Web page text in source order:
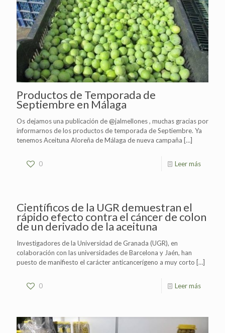
Productos de Temporada de
Septiembre en Málaga
Os dejamos una publicación de @jalmellones , muchas gracias por
informarnos de los productos de temporada de Septiembre. Ya
tenemos Aceituna Aloreña de Málaga de nueva campaña […]
0 Leer más
Científicos de la UGR demuestran el
rápido efecto contra el cáncer de colon
de un derivado de la aceituna
Investigadores de la Universidad de Granada (UGR), en
colaboración con las universidades de Barcelona y Jaén, han
puesto de manifiesto el carácter anticancerígeno a muy corto […]
0 Leer más